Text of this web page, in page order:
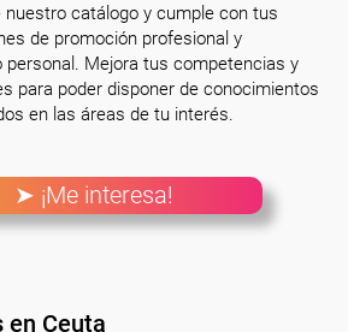
nuestro catálogo y cumple con tus
de promoción profesional y
personal. Mejora tus competencias y
para poder disponer de conocimientos
en las áreas de tu interés.
➤ ¡Me interesa!
en Ceuta